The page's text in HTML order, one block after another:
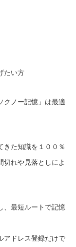
たい方
クノー記憶」は最適
きた知識を１００％
切れや見落としによ
、最短ルートで記憶
アドレス登録だけで